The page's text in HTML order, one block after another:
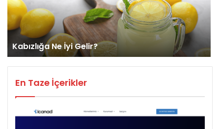
Kabızlığa Ne İyi Gelir?
En Taze İçerikler